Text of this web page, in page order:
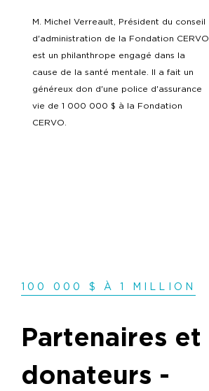
M. Michel Verreault, Président du conseil
d'administration de la Fondation CERVO
est un philanthrope engagé dans la
cause de la santé mentale. Il a fait un
généreux don d'une police d'assurance
vie de 1 000 000 $ à la Fondation
CERVO.
100 000 $ À 1 MILLION
Partenaires et
donateurs -